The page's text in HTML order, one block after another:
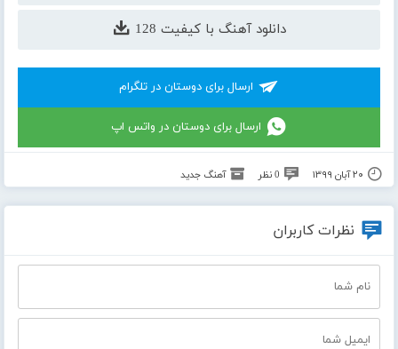
دانلود آهنگ با کیفیت 128
ارسال برای دوستان در تلگرام
ارسال برای دوستان در واتس اپ
۲۰ آبان ۱۳۹۹ 0 نظر آهنگ جدید
نظرات کاربران